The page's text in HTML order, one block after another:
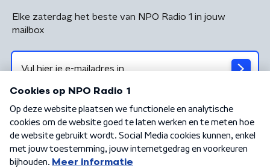
Elke zaterdag het beste van NPO Radio 1 in jouw
mailbox
Algemene voorwaarden